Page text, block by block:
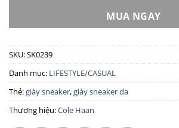
MUA NGAY
SKU:SK0239
Danh mục: LIFESTYLE/CASUAL
Thẻ:giày sneaker,giày sneaker da
Thương hiệu:Cole Haan